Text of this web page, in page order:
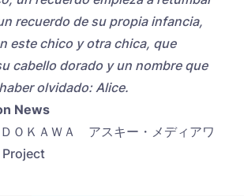
recuerdo de su propia infancia,
este chico y otra chica, que
cabello dorado y un nombre que
olvidado: Alice.
News
ＯＫＡＷＡ アスキー・メディアワ
Project